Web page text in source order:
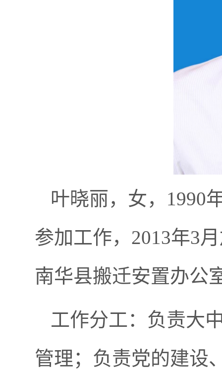
叶晓丽，女，1990
参加工作，2013年3
南华县搬迁安置办公
工作分工： 负责大
管理； 负责党的建设